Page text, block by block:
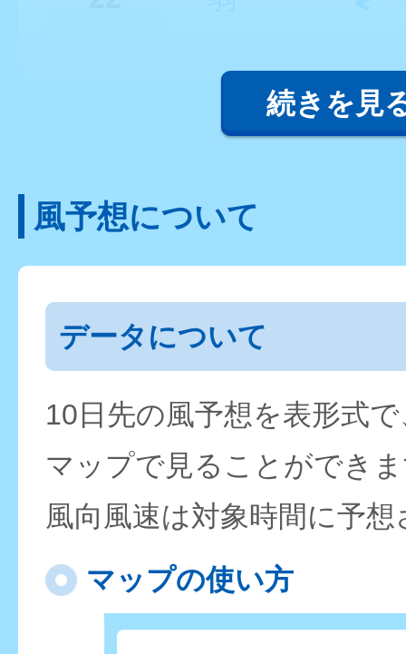
続きを見
風予想について
データについて
10日先の風予想を表形式
マップで見ることができ
風向風速は対象時間に予
マップの使い方